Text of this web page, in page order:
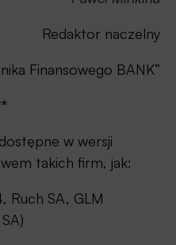
Redaktor naczelny
Finansowego BANK”
w wersji
takich firm, jak:
Ruch SA, GLM